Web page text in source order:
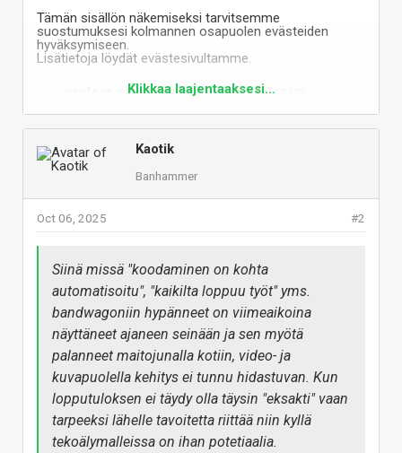
Tämän sisällön näkemiseksi tarvitsemme
suostumuksesi kolmannen osapuolen evästeiden
hyväksymiseen.
Lisätietoja löydät evästesivultamme.
HYVÄKSY KOLMANNEN OSAPUOLEN EVÄSTEET
Tämän sisällön näkemiseksi tarvitsemme
suostumuksesi kolmannen osapuolen evästeiden
hyväksymiseen.
Lisätietoja löydät
Tämän sisällön näkemiseksi tarvitsemme
suostumuksesi kolmannen osapuolen evästeiden
hyväksymiseen.
Lisätietoja löydät
evästesivultamme .
HYVÄKSY KOLMANNEN OSAPUOLEN EVÄSTEET
Klikkaa laajentaaksesi...
Kaotik
Banhammer
#2
Oct 06, 2025
Siinä missä "koodaminen on kohta
automatisoitu", "kaikilta loppuu työt" yms.
bandwagoniin hypänneet on viimeaikoina
näyttäneet ajaneen seinään ja sen myötä
palanneet maitojunalla kotiin, video- ja
kuvapuolella kehitys ei tunnu hidastuvan. Kun
lopputuloksen ei täydy olla täysin "eksakti" vaan
tarpeeksi lähelle tavoitetta riittää niin kyllä
tekoälymalleissa on ihan potetiaalia.